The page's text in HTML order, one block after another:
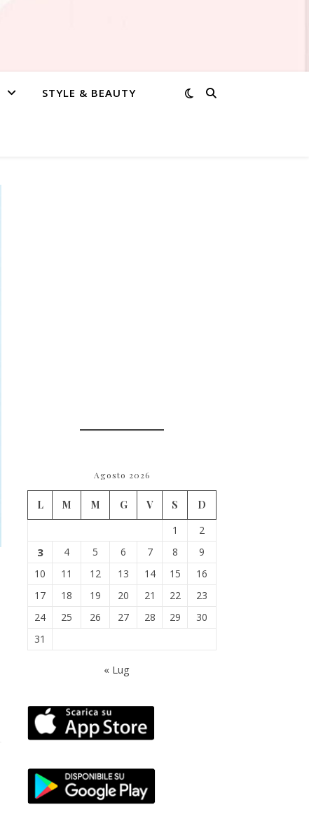
STYLE & BEAUTY
Agosto 2026
L M M G V S
D
1
2
3 4 5 6 7 8
9
10
11 12 13 14 15
16
17
18 19 20 21 22
23
24
25 26 27 28 29
30
31
« Lug